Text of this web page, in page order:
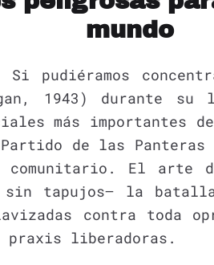
mundo
Si pudiéramos
1943) durante
más
de las Panteras
comunitario. El arte
y sin tapujos— la
contra toda
praxis liberadoras.